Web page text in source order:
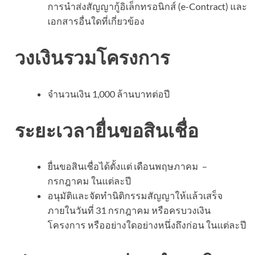
การนำส่งสัญญากู้อิเล็กทรอนิกส์ (e-Contract) และ
เอกสารอื่นใดที่เกี่ยวข้อง
วงเงินรวมโครงการ
จำนวนเงิน 1,000 ล้านบาทต่อปี
ระยะเวลายื่นขอสินเชื่อ
ยื่นขอสินเชื่อได้ตั้งแต่ เดือนพฤษภาคม –
กรกฎาคม ในแต่ละปี
อนุมัติและจัดทำนิติกรรมสัญญาให้แล้วเสร็จ
ภายในวันที่ 31 กรกฎาคม หรือครบวงเงิน
โครงการ หรืออย่างใดอย่างหนึ่งถึงก่อน ในแต่ละปี